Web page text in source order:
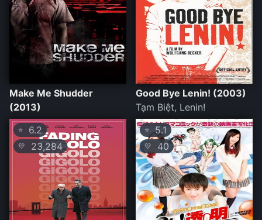
Make Me Shudder
(2013)
Good Bye Lenin! (2003)
Tạm Biệt, Lenin!
⭐ 6.2
💛 23,284
⭐ 5.1
💛 40